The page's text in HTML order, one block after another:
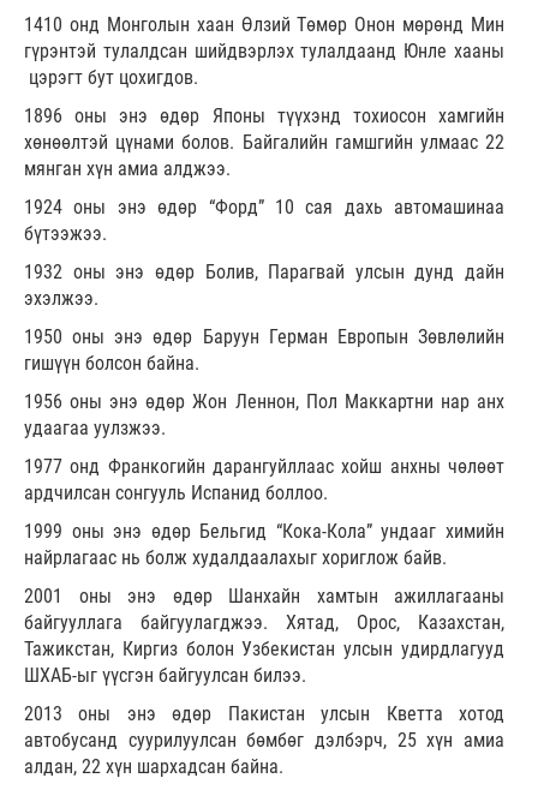
1410 онд Монголын хаан Өлзий Төмөр Онон мөрөнд Мин
гүрэнтэй тулалдсан шийдвэрлэх тулалдаанд Юнле хааны
цэрэгт бут цохигдов.
1896 оны энэ өдөр Японы түүхэнд тохиосон хамгийн
хөнөөлтэй цүнами болов. Байгалийн гамшгийн улмаас 22
мянган хүн амиа алджээ.
1924 оны энэ өдөр “Форд” 10 сая дахь автомашинаа
бүтээжээ.
1932 оны энэ өдөр Болив, Парагвай улсын дунд дайн
эхэлжээ.
1950 оны энэ өдөр Баруун Герман Европын Зөвлөлийн
гишүүн болсон байна.
1956 оны энэ өдөр Жон Леннон, Пол Маккартни нар анх
удаагаа уулзжээ.
1977 онд Франкогийн дарангуйллаас хойш анхны чөлөөт
ардчилсан сонгууль Испанид боллоо.
1999 оны энэ өдөр Бельгид “Кока-Кола” ундааг химийн
найрлагаас нь болж худалдаалахыг хориглож байв.
2001 оны энэ өдөр Шанхайн хамтын ажиллагааны
байгууллага байгуулагджээ. Хятад, Орос, Казахстан,
Тажикстан, Киргиз болон Узбекистан улсын удирдлагууд
ШХАБ-ыг үүсгэн байгуулсан билээ.
2013 оны энэ өдөр Пакистан улсын Кветта хотод
автобусанд суурилуулсан бөмбөг дэлбэрч, 25 хүн амиа
алдан, 22 хүн шархадсан байна.